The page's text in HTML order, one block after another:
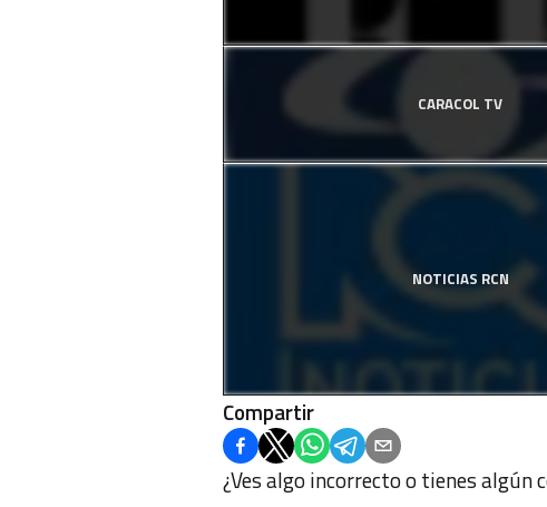
CARACOL TV
NOTICIAS RCN
Compartir
¿Ves algo incorrecto o tienes algún